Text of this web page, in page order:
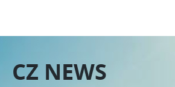
CZ NEWS